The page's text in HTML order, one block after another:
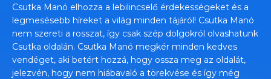
Csutka Manó elhozza a lebilincselő érdekességeket és a
legmesésebb híreket a világ minden tájáról! Csutka Manó
nem szereti a rosszat, így csak szép dolgokról olvashatunk
Csutka oldalán. Csutka Manó megkér minden kedves
vendéget, aki betért hozzá, hogy ossza meg az oldalát,
jelezvén, hogy nem hiábavaló a törekvése és így még